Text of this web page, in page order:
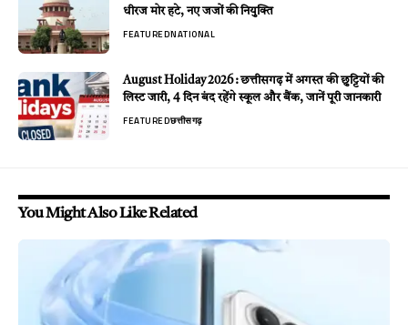
धीरज मोर हटे, नए जजों की नियुक्ति
FEATUREDNATIONAL
August Holiday 2026 : छत्तीसगढ़ में अगस्त की छुट्टियों की
लिस्ट जारी, 4 दिन बंद रहेंगे स्कूल और बैंक, जानें पूरी जानकारी
FEATUREDछत्तीसगढ़
You Might Also Like Related